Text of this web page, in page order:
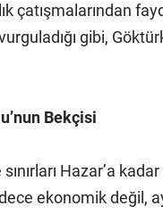
çatışmalarından
gibi,
Bekçisi
Hazar’a
ekonomik değil,